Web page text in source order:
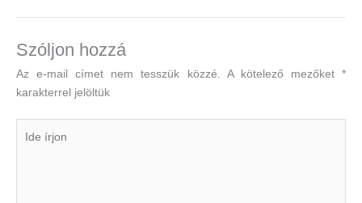
Szóljon hozzá
Az e-mail címet nem tesszük közzé. A kötelező mezőket*
karakterrel jelöltük